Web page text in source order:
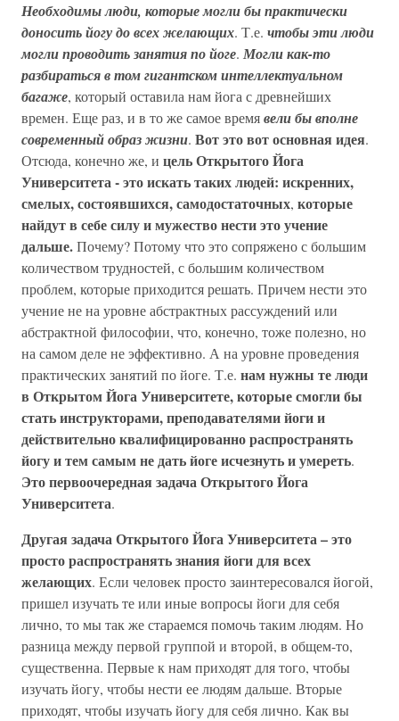
Необходимы люди, которые могли бы практически
доносить йогу до всех желающих. Т.е. чтобы эти люди
могли проводить занятия по йоге. Могли как-то
разбираться в том гигантском интеллектуальном
багаже, который оставила нам йога с древнейших
времен. Еще раз, и в то же самое времявели бы вполне
современный образ жизни. Вот это вот основная идея.
Отсюда, конечно же, и цель Открытого Йога
Университета - это искать таких людей: искренних,
смелых, состоявшихся, самодостаточных, которые
найдут в себе силу и мужество нести это учение
дальше.Почему? Потому что это сопряжено с большим
количеством трудностей, с большим количеством
проблем, которые приходится решать. Причем нести это
учение не на уровне абстрактных рассуждений или
абстрактной философии, что, конечно, тоже полезно, но
на самом деле не эффективно. А на уровне проведения
практических занятий по йоге. Т.е. нам нужны те люди
в Открытом Йога Университете, которые смогли бы
стать инструкторами, преподавателями йоги и
действительно квалифицированно распространять
йогу и тем самым не дать йоге исчезнуть и умереть.
Это первоочередная задача Открытого Йога
Университета.
Другая задача Открытого Йога Университета – это
просто распространять знания йоги для всех
желающих. Если человек просто заинтересовался йогой,
пришел изучать те или иные вопросы йоги для себя
лично, то мы так же стараемся помочь таким людям. Но
разница между первой группой и второй, в общем-то,
существенна. Первые к нам приходят для того, чтобы
изучать йогу, чтобы нести ее людям дальше. Вторые
приходят, чтобы изучать йогу для себя лично. Как вы